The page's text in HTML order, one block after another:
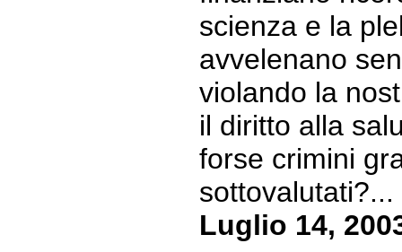
scienza e la
avvelenano
violando la
il diritto alla
forse crimini
sottovalutati?...
Luglio 14,